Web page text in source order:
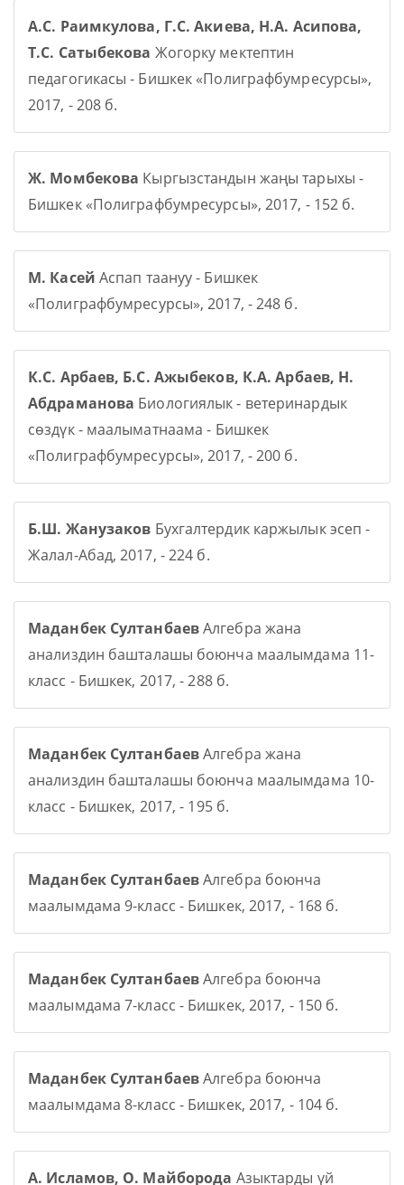
А.С. Раимкулова, Г.С. Акиева, Н.А. Асипова,
Т.С. Сатыбекова Жогорку мектептин
педагогикасы - Бишкек «Полиграфбумресурсы»,
2017, - 208 б.
Ж. Момбекова Кыргызстандын жаңы тарыхы -
Бишкек «Полиграфбумресурсы», 2017, - 152 б.
М. Касей Аспап таануу - Бишкек
«Полиграфбумресурсы», 2017, - 248 б.
К.С. Арбаев, Б.С. Ажыбеков, К.А. Арбаев, Н.
Абдраманова Биологиялык - ветеринардык
сөздүк - маалыматнаама - Бишкек
«Полиграфбумресурсы», 2017, - 200 б.
Б.Ш. Жанузаков Бухгалтердик каржылык эсеп -
Жалал-Абад, 2017, - 224 б.
Маданбек СултанбаевАлгебра жана
анализдин башталашы боюнча маалымдама 11-
класс - Бишкек, 2017, - 288 б.
Маданбек СултанбаевАлгебра жана
анализдин башталашы боюнча маалымдама 10-
класс - Бишкек, 2017, - 195 б.
Маданбек СултанбаевАлгебра боюнча
маалымдама 9-класс - Бишкек, 2017, - 168 б.
Маданбек СултанбаевАлгебра боюнча
маалымдама 7-класс - Бишкек, 2017, - 150 б.
Маданбек СултанбаевАлгебра боюнча
маалымдама 8-класс - Бишкек, 2017, - 104 б.
А. Исламов, О. Майборода Азыктарды үй